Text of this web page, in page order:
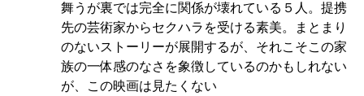
舞うが裏では完全に関係が壊れている５人。提携
先の芸術家からセクハラを受ける素美。まとまり
のないストーリーが展開するが、それこそこの家
族の一体感のなさを象徴しているのかもしれない
が、この映画は見たくない